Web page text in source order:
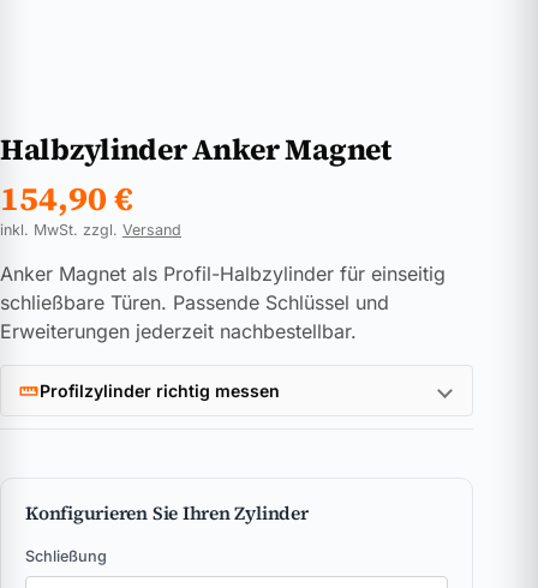
Halbzylinder Anker Magnet
154,90€
inkl. MwSt. zzgl. Versand
Anker Magnet als Profil-Halbzylinder für einseitig
schließbare Türen. Passende Schlüssel und
Erweiterungen jederzeit nachbestellbar.
Profilzylinder richtig messen
Konfigurieren Sie Ihren Zylinder
Schließung